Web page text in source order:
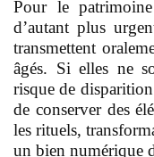
Pour le
d’autant plus
transmettent
âgés. Si elles ne
risque de
de conserver des
les rituels,
un bien numérique